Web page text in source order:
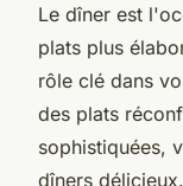
Le dîner est
plats plus
rôle clé dans
des plats
sophistiquées,
dîners délicieux.